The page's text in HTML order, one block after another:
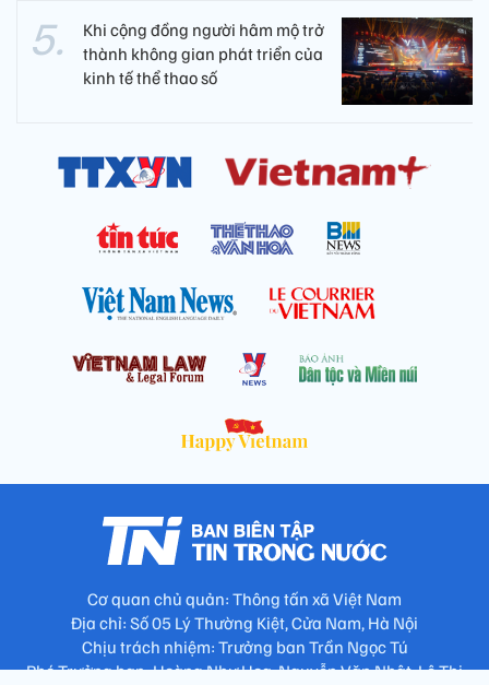
Khi cộng đồng người hâm mộ trở
thành không gian phát triển của
kinh tế thể thao số
Cơ quan chủ quản: Thông tấn xã Việt Nam
Địa chỉ: Số 05 Lý Thường Kiệt, Cửa Nam, Hà Nội
Chịu trách nhiệm: Trưởng ban Trần Ngọc Tú
Phó Trưởng ban: Hoàng Như Hoa, Nguyễn Văn Nhật, Lê Thị